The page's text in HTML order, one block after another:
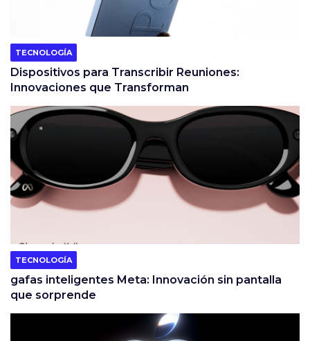
TECNOLOGÍA
Dispositivos para Transcribir Reuniones:
Innovaciones que Transforman
TECNOLOGÍA
gafas inteligentes Meta: Innovación sin pantalla
que sorprende